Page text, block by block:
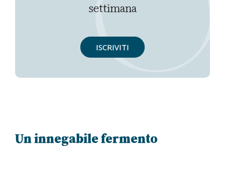
settimana
ISCRIVITI
Un innegabile fermento